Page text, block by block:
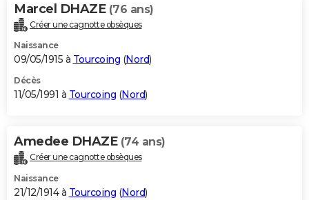
Marcel DHAZE (76 ans)
Créer une cagnotte obsèques
Naissance
09/05/1915 à Tourcoing (Nord)
Décès
11/05/1991 à Tourcoing (Nord)
Amedee DHAZE (74 ans)
Créer une cagnotte obsèques
Naissance
21/12/1914 à Tourcoing (Nord)